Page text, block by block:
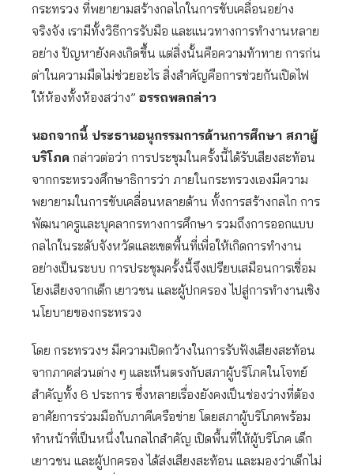
กระทรวง ที่พยายามสร้างกลไกในการขับเคลื่อนอย่าง
จริงจัง เรามีทั้งวิธีการรับมือ และแนวทางการทำงานหลาย
อย่าง ปัญหายังคงเกิดขึ้น แต่สิ่งนั้นคือความท้าทาย การก่น
ด่าในความมืดไม่ช่วยอะไร สิ่งสำคัญคือการช่วยกันเปิดไฟ
ให้ห้องทั้งห้องสว่าง” อรรถพลกล่าว
นอกจากนี้ ประธานอนุกรรมการด้านการศึกษา สภาผู้
บริโภค กล่าวต่อว่า การประชุมในครั้งนี้ได้รับเสียงสะท้อน
จากกระทรวงศึกษาธิการว่า ภายในกระทรวงเองมีความ
พยายามในการขับเคลื่อนหลายด้าน ทั้งการสร้างกลไก การ
พัฒนาครูและบุคลากรทางการศึกษา รวมถึงการออกแบบ
กลไกในระดับจังหวัดและเขตพื้นที่เพื่อให้เกิดการทำงาน
อย่างเป็นระบบ การประชุมครั้งนี้จึงเปรียบเสมือนการเชื่อม
โยงเสียงจากเด็ก เยาวชน และผู้ปกครอง ไปสู่การทำงานเชิง
นโยบายของกระทรวง
โดย กระทรวงฯ มีความเปิดกว้างในการรับฟังเสียงสะท้อน
จากภาคส่วนต่าง ๆ และเห็นตรงกับสภาผู้บริโภคในโจทย์
สำคัญทั้ง 6 ประการ ซึ่งหลายเรื่องยังคงเป็นช่องว่างที่ต้อง
อาศัยการร่วมมือกับภาคีเครือข่าย โดยสภาผู้บริโภคพร้อม
ทำหน้าที่เป็นหนึ่งในกลไกสำคัญ เปิดพื้นที่ให้ผู้บริโภค เด็ก
เยาวชน และผู้ปกครอง ได้ส่งเสียงสะท้อน และมองว่าเด็กไม่